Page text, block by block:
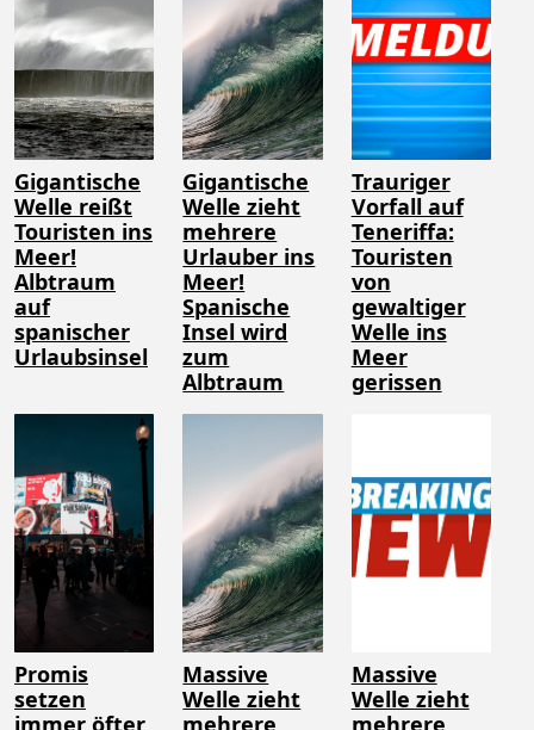
Gigantische
Welle reißt
Touristen ins
Meer!
Albtraum
auf
spanischer
Urlaubsinsel
Gigantische
Welle zieht
mehrere
Urlauber ins
Meer!
Spanische
Insel wird
zum
Albtraum
Trauriger
Vorfall auf
Teneriffa:
Touristen
von
gewaltiger
Welle ins
Meer
gerissen
Promis
setzen
Massive
Welle zieht
Massive
Welle zieht